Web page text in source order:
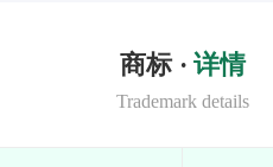
商标 · 详情
Trademark details